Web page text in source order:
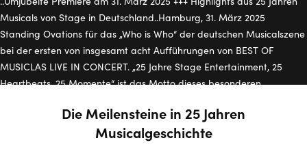
Die Meilensteine in 25 Jahren
Musicalgeschichte